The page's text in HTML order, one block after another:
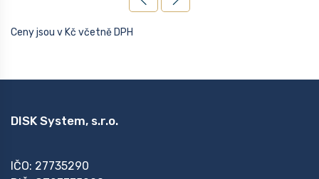
Ceny jsou v Kč včetně DPH
DISK System, s.r.o.
IČO: 27735290